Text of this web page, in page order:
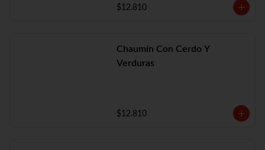
$12.810
Chaumín Con Cerdo Y
Verduras
$12.810